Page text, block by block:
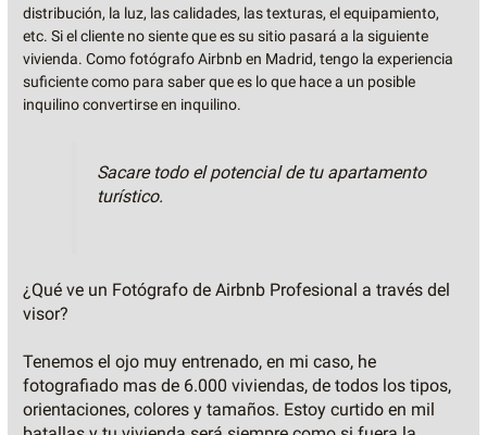
distribución, la luz, las calidades, las texturas, el equipamiento,
etc. Si el cliente no siente que es su sitio pasará a la siguiente
vivienda. Como fotógrafo Airbnb en Madrid, tengo la experiencia
suficiente como para saber que es lo que hace a un posible
inquilino convertirse en inquilino.
Sacare todo el potencial de tu apartamento
turístico.
¿Qué ve un Fotógrafo de Airbnb Profesional a través del
visor?
Tenemos el ojo muy entrenado, en mi caso, he
fotografiado mas de 6.000 viviendas, de todos los tipos,
orientaciones, colores y tamaños. Estoy curtido en mil